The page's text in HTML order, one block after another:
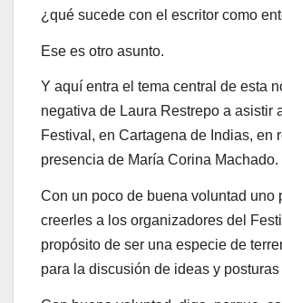
¿qué sucede con el escritor como
Ese es otro asunto.
Y aquí entra el tema central de esta
negativa de Laura Restrepo a asistir
Festival, en Cartagena de Indias, en
presencia de María Corina Machado.
Con un poco de buena voluntad uno
creerles a los organizadores del
propósito de ser una especie de
para la discusión de ideas y